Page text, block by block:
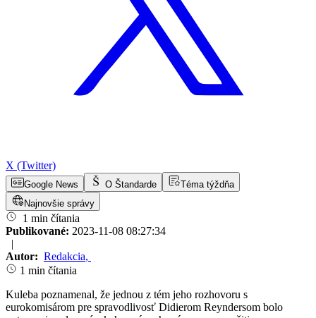
X (Twitter)
Google News O Štandarde
Téma týždňa
Najnovšie správy
1 min čítania
Publikované: 2023-11-08 08:27:34
|
Autor: Redakcia,
1 min čítania
Kuleba poznamenal, že jednou z tém jeho rozhovoru s
eurokomisárom pre spravodlivosť Didierom Reyndersom bolo